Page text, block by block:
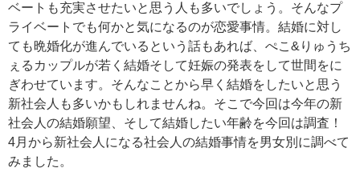
ベートも充実させたいと思う人も多いでしょう。そんなプ
ライベートでも何かと気になるのが恋愛事情。結婚に対し
ても晩婚化が進んでいるという話もあれば、ぺこ&りゅうち
ぇるカップルが若く結婚そして妊娠の発表をして世間をに
ぎわせています。そんなことから早く結婚をしたいと思う
新社会人も多いかもしれませんね。そこで今回は今年の新
社会人の結婚願望、そして結婚したい年齢を今回は調査！
4月から新社会人になる社会人の結婚事情を男女別に調べて
みました。